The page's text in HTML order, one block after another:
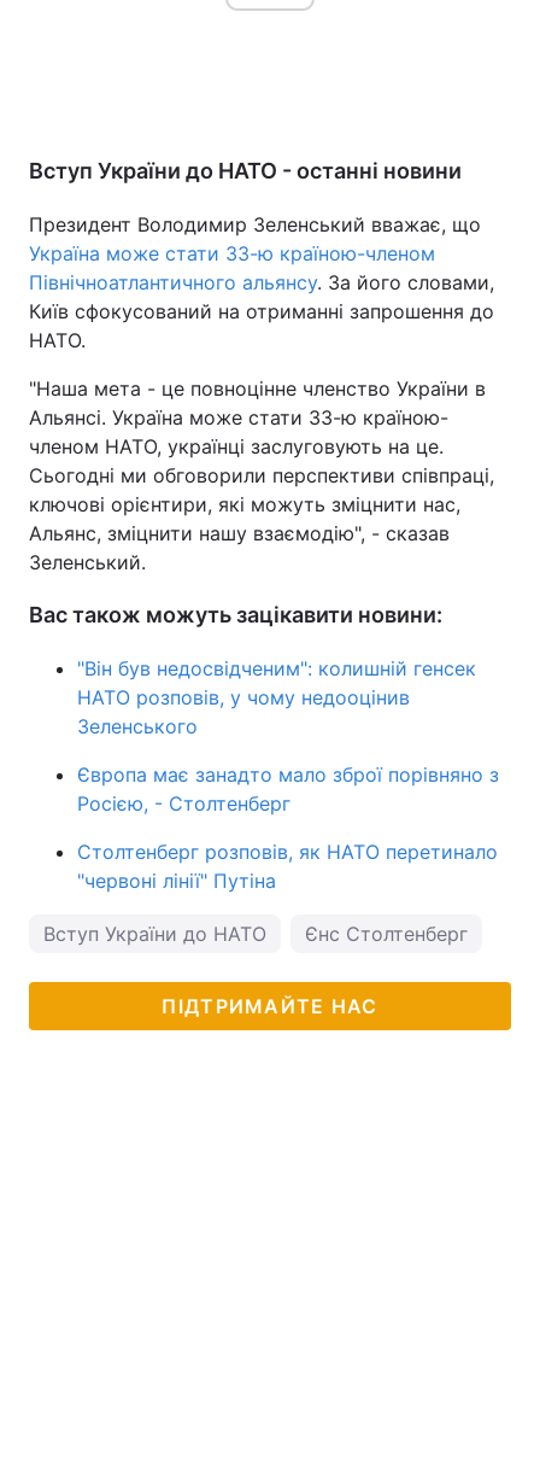
Вступ України до НАТО - останні новини
Президент Володимир Зеленський вважає, що
Україна може стати 33-ю країною-членом
Північноатлантичного альянсу. За його словами,
Київ сфокусований на отриманні запрошення до
НАТО.
"Наша мета - це повноцінне членство України в
Альянсі. Україна може стати 33-ю країною-
членом НАТО, українці заслуговують на це.
Сьогодні ми обговорили перспективи співпраці,
ключові орієнтири, які можуть зміцнити нас,
Альянс, зміцнити нашу взаємодію", - сказав
Зеленський.
Вас також можуть зацікавити новини:
"Він був недосвідченим": колишній генсек
НАТО розповів, у чому недооцінив
Зеленського
Європа має занадто мало зброї порівняно з
Росією, - Столтенберг
Столтенберг розповів, як НАТО перетинало
"червоні лінії" Путіна
Вступ України до НАТО Єнс Столтенберг
ПІДТРИМАЙТЕ НАС